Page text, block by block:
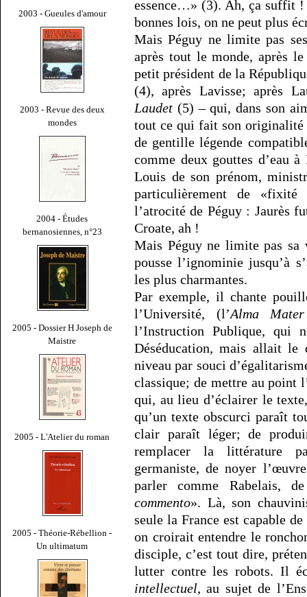
2003 - Gueules d'amour
2003 - Revue des deux
mondes
2004 - Études
bernanosiennes, n°23
2005 - Dossier H Joseph de
Maistre
2005 - L'Atelier du roman
2005 - Théorie-Rébellion -
Un ultimatum
essence…» (3). Ah, ça suffit !
bonnes lois, on ne peut plus
Mais Péguy ne limite pas
après tout le monde, après
petit président de la
(4), après Lavisse; après
Laudet (5) – qui, dans son
tout ce qui fait son originalité
de gentille légende
comme deux gouttes d’eau
Louis de son prénom,
particulièrement de
l’atrocité de Péguy : Jaurès
Croate, ah !
Mais Péguy ne limite pas
pousse l’ignominie jusqu’à
les plus charmantes.
Par exemple, il chante
l’Université, (l’Alma Mater
l’Instruction Publique, qui
Déséducation, mais allait le
niveau par souci
classique; de mettre au point
qui, au lieu d’éclairer le
qu’un texte obscurci paraît
clair paraît léger; de
remplacer la littérature
germaniste, de noyer
parler comme Rabelais,
commento». Là, son
seule la France est capable
on croirait entendre le
disciple, c’est tout dire,
lutter contre les robots. Il
intellectuel, au sujet de